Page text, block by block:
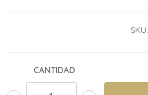
SKU:
CANTIDAD